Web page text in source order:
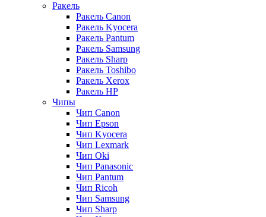
Ракель
Ракель Canon
Ракель Kyocera
Ракель Pantum
Ракель Samsung
Ракель Sharp
Ракель Toshibo
Ракель Xerox
Ракель НР
Чипы
Чип Canon
Чип Epson
Чип Kyocera
Чип Lexmark
Чип Oki
Чип Panasonic
Чип Pantum
Чип Ricoh
Чип Samsung
Чип Sharp